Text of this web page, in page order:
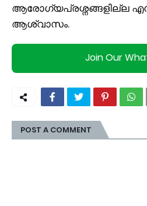
ആരോഗ്യപ്രശ്നങ്ങളില്ല
ആശ്വാസം.
Join Our
POST A COMMENT